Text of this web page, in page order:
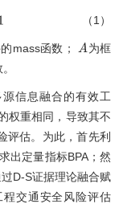
（1）
mass函数； A 为框
信息融合的有效工
权重相同，导致其不
评估。为此，首先利
出定量指标BPA；然
D-S证据理论融合赋
交通安全风险评估